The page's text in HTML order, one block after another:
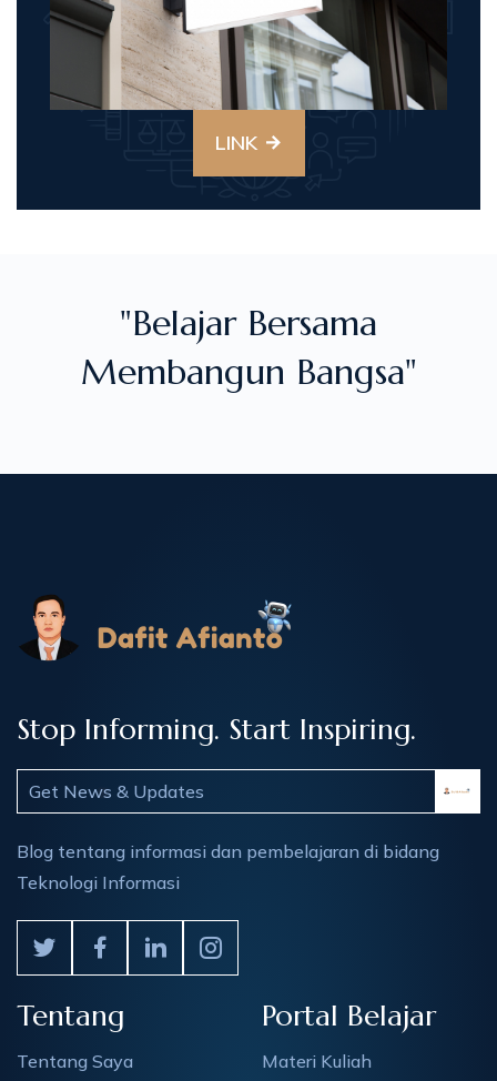
LINK
"Belajar Bersama
Membangun Bangsa"
Stop Informing. Start Inspiring.
Blog tentang informasi dan pembelajaran di bidang
Teknologi Informasi
Tentang
Tentang Saya
Portal Belajar
Materi Kuliah